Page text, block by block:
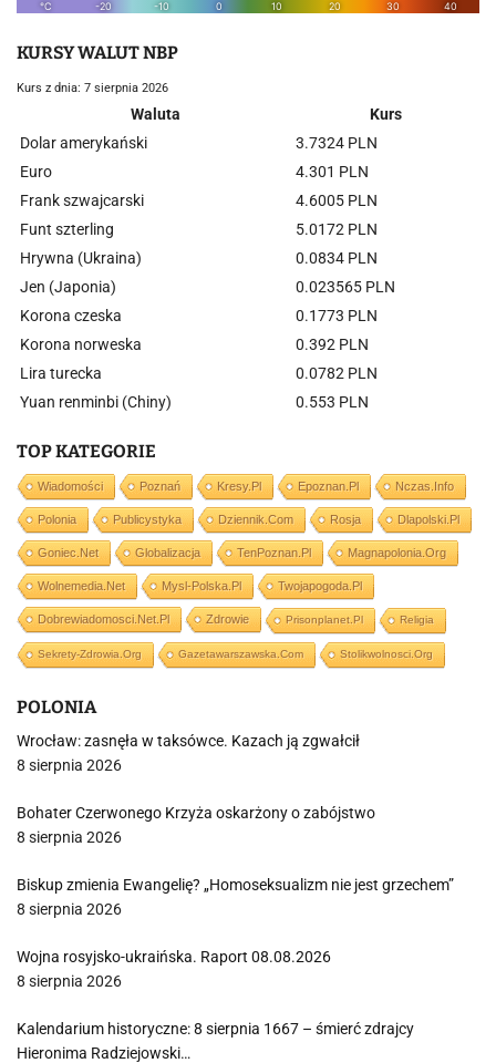
KURSY WALUT NBP
Kurs z dnia: 7 sierpnia 2026
Waluta
Kurs
Dolar amerykański
3.7324 PLN
Euro
4.301 PLN
Frank szwajcarski
4.6005 PLN
Funt szterling
5.0172 PLN
Hrywna (Ukraina)
0.0834 PLN
Jen (Japonia)
0.023565 PLN
Korona czeska
0.1773 PLN
Korona norweska
0.392 PLN
Lira turecka
0.0782 PLN
Yuan renminbi (Chiny)
0.553 PLN
TOP KATEGORIE
Wiadomości Poznań Kresy.pl Epoznan.pl Nczas.info
Polonia Publicystyka Dziennik.com Rosja Dlapolski.pl
Goniec.net Globalizacja TenPoznan.pl Magnapolonia.org
Wolnemedia.net Mysl-Polska.pl Twojapogoda.pl
Dobrewiadomosci.net.pl Zdrowie Prisonplanet.pl Religia
Sekrety-Zdrowia.org Gazetawarszawska.com Stolikwolnosci.org
POLONIA
Wrocław: zasnęła w taksówce. Kazach ją zgwałcił
8 sierpnia 2026
Bohater Czerwonego Krzyża oskarżony o zabójstwo
8 sierpnia 2026
Biskup zmienia Ewangelię? „Homoseksualizm nie jest grzechem”
8 sierpnia 2026
Wojna rosyjsko-ukraińska. Raport 08.08.2026
8 sierpnia 2026
Kalendarium historyczne: 8 sierpnia 1667 – śmierć zdrajcy
Hieronima Radziejowski…